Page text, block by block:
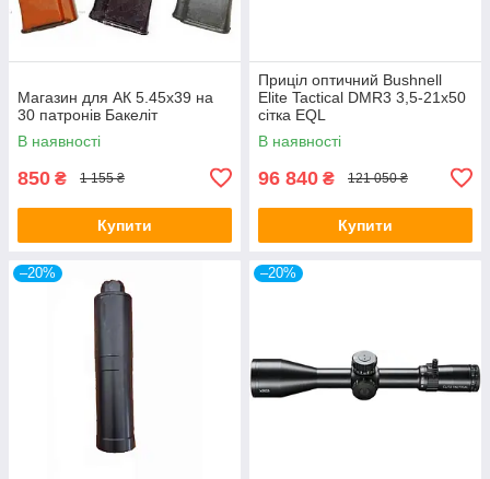
Магазин для АК 5.45х39 на
30 патронів Бакеліт
В наявності
850 ₴ 1 155 ₴
Купити
Приціл оптичний Bushnell
Elite Tactical DMR3 3,5-21x50
сітка EQL
В наявності
96 840 ₴ 121 050 ₴
Купити
–20% –20%